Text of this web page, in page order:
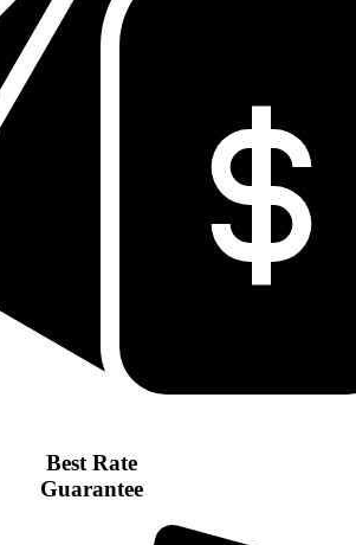
Best Rate
Guarantee